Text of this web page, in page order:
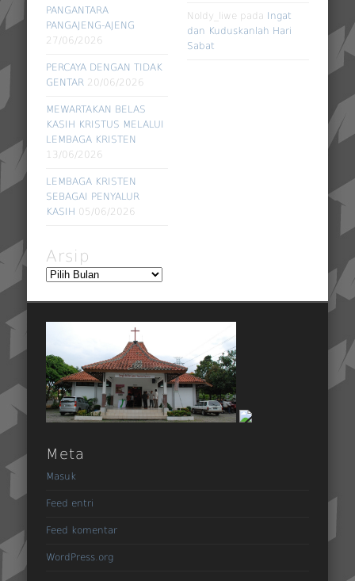
PANGANTARA
PANGAJENG-AJENG
27/06/2026
PERCAYA DENGAN TIDAK
GENTAR 20/06/2026
MEWARTAKAN BELAS
KASIH KRISTUS MELALUI
LEMBAGA KRISTEN
13/06/2026
LEMBAGA KRISTEN
SEBAGAI PENYALUR
KASIH 05/06/2026
Noldy_liwe pada Ingat
dan Kuduskanlah Hari
Sabat
Arsip
Arsip
Meta
Masuk
Feed entri
Feed komentar
WordPress.org